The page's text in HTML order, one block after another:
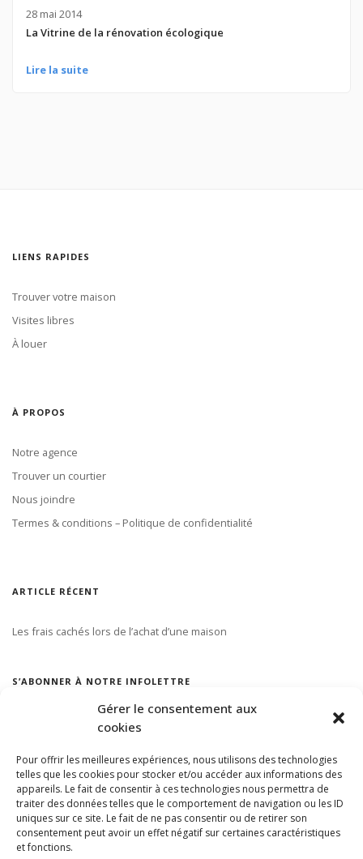
Gérer le consentement aux
cookies
Pour offrir les meilleures expériences, nous utilisons des technologies
telles que les cookies pour stocker et/ou accéder aux informations des
appareils. Le fait de consentir à ces technologies nous permettra de
traiter des données telles que le comportement de navigation ou les ID
uniques sur ce site. Le fait de ne pas consentir ou de retirer son
consentement peut avoir un effet négatif sur certaines caractéristiques
et fonctions.
28 mai 2014
La Vitrine de la rénovation écologique
Lire la suite
LIENS RAPIDES
Trouver votre maison
Visites libres
À louer
À PROPOS
Notre agence
Trouver un courtier
Nous joindre
Termes & conditions – Politique de confidentialité
ARTICLE RÉCENT
Les frais cachés lors de l’achat d’une maison
S’ABONNER À NOTRE INFOLETTRE